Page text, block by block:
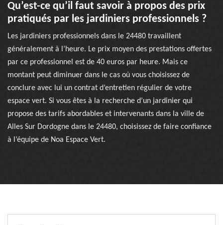
Qu’est-ce qu’il faut savoir à propos des prix
pratiqués par les jardiniers professionnels ?
Les jardiniers professionnels dans le 24480 travaillent
généralement à l’heure. Le prix moyen des prestations offertes
par ce professionnel est de 40 euros par heure. Mais ce
montant peut diminuer dans le cas où vous choisissez de
conclure avec lui un contrat d’entretien régulier de votre
espace vert. Si vous êtes à la recherche d’un jardinier qui
propose des tarifs abordables et intervenants dans la ville de
Alles Sur Dordogne dans le 24480, choisissez de faire confiance
à l’équipe de Noa Espace Vert.